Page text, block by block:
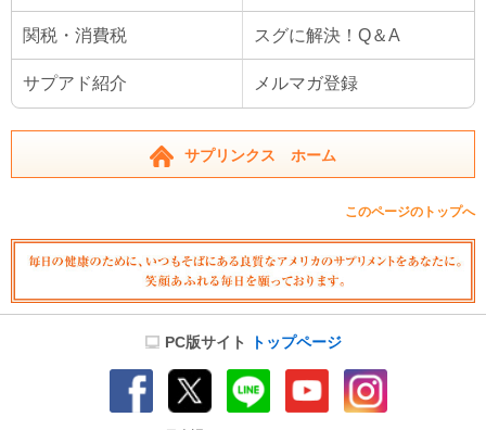
関税・消費税 スグに解決！Q＆A
サプアド紹介 メルマガ登録
サプリンクス ホーム
このページのトップへ
PC版サイト トップページ